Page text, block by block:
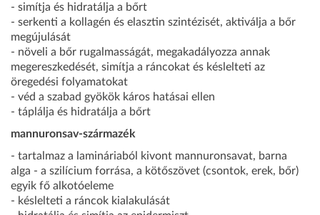
- simítja és hidratálja a bőrt
- serkenti a kollagén és elasztin szintézisét, aktiválja a bőr
megújulását
- növeli a bőr rugalmasságát, megakadályozza annak
megereszkedését, simítja a ráncokat és késlelteti az
öregedési folyamatokat
- véd a szabad gyökök káros hatásai ellen
- táplálja és hidratálja a bőrt
mannuronsav-származék
- tartalmaz a lamináriaból kivont mannuronsavat, barna
alga - a szilícium forrása, a kötőszövet (csontok, erek, bőr)
egyik fő alkotóeleme
- késlelteti a ráncok kialakulását